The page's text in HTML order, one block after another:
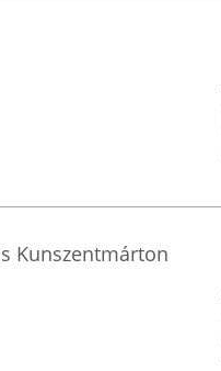
Kunszentmárton